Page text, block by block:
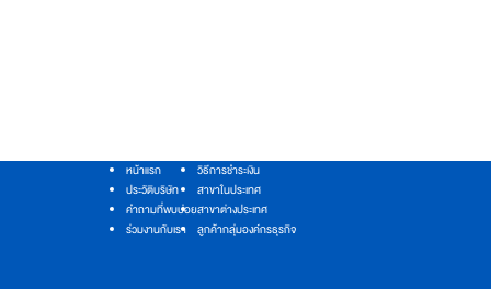
หน้าแรก
ประวัติบริษัท
คำถามที่พบบ่อย
ร่วมงานกับเรา
วิธีการชำระเงิน
สาขาในประเทศ
สาขาต่างประเทศ
ลูกค้ากลุ่มองค์กรธุรกิจ